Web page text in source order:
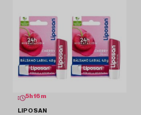
5 h16 m
LIPOSAN